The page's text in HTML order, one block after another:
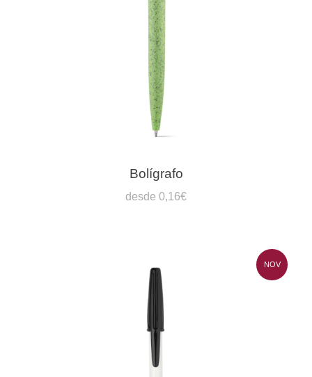
Bolígrafo
desde 0,16€
NOV